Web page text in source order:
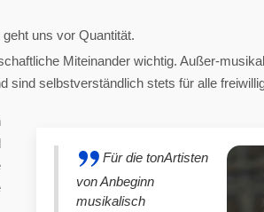
uns vor Quantität.
Miteinander wichtig. Außer-
sind selbstverständlich stets für alle
Für die tonArtisten
von Anbeginn
musikalisch